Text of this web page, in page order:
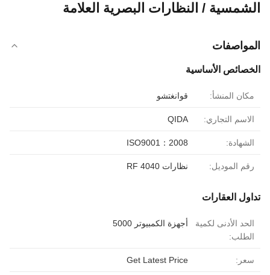
الشمسية / النظارات البصرية العلامة
المواصفات
الخصائص الأساسية
مكان المنشأ: قوانغتشو
الاسم التجاري: QIDA
الشهادة: ISO9001：2008
رقم الموديل: نظارات RF 4040
تداول العقارات
الحد الأدنى لكمية
الطلب:
أجهزة الكمبيوتر 5000
سعر: Get Latest Price